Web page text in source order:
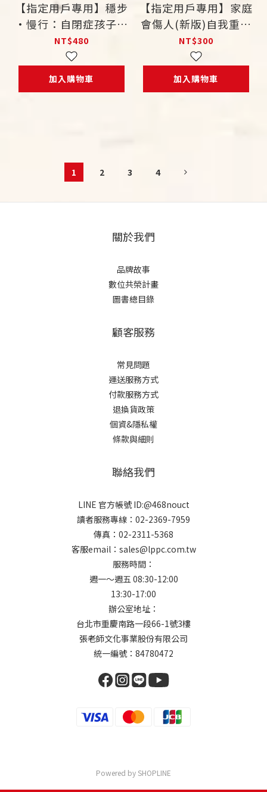
【指定用戶專用】穩步
•慢行：自閉症孩子的
生活、溝通、學習
NT$480
加入購物車
【指定用戶專用】家庭
會傷人(新版)自我重生
的新契機
NT$300
加入購物車
1 2 3 4
關於我們
品牌故事
數位共榮計畫
圖書總目錄
顧客服務
常見問題
運送服務方式
付款服務方式
退換貨政策
個資&隱私權
條款與細則
聯絡我們
LINE 官方帳號 ID:@468nouct
讀者服務專線：02-2369-7959
傳真：02-2311-5368
客服email：sales@lppc.com.tw
服務時間：
週一～週五 08:30-12:00
13:30-17:00
辦公室地址：
台北市重慶南路一段66-1號3樓
張老師文化事業股份有限公司
統一編號：84780472
Powered by SHOPLINE